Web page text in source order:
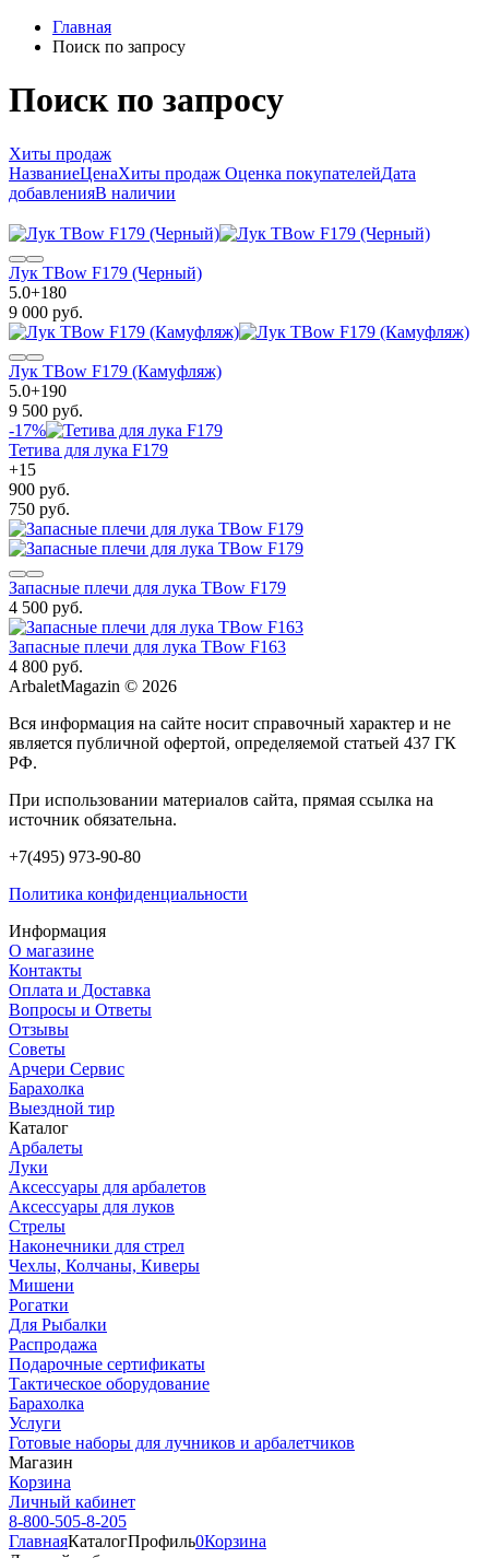
Главная
Поиск по запросу
Поиск по запросу
Хиты продаж
НазваниеЦенаХиты продаж Оценка покупателейДата
добавленияВ наличии
Лук TBow F179 (Черный)
5.0+180
9 000 руб.
Лук TBow F179 (Камуфляж)
5.0+190
9 500 руб.
-17%
Тетива для лука F179
+15
900 руб.
750 руб.
Запасные плечи для лука TBow F179
4 500 руб.
Запасные плечи для лука TBow F163
4 800 руб.
ArbaletMagazin © 2026
Вся информация на сайте носит справочный характер и не
является публичной офертой, определяемой статьей 437 ГК
РФ.
При использовании материалов сайта, прямая ссылка на
источник обязательна.
+7(495) 973-90-80
Политика конфиденциальности
Информация
О магазине
Контакты
Оплата и Доставка
Вопросы и Ответы
Отзывы
Советы
Арчери Сервис
Барахолка
Выездной тир
Каталог
Арбалеты
Луки
Аксессуары для арбалетов
Аксессуары для луков
Стрелы
Наконечники для стрел
Чехлы, Колчаны, Киверы
Мишени
Рогатки
Для Рыбалки
Распродажа
Подарочные сертификаты
Тактическое оборудование
Барахолка
Услуги
Готовые наборы для лучников и арбалетчиков
Магазин
Корзина
Личный кабинет
8-800-505-8-205
ГлавнаяКаталогПрофиль0Корзина